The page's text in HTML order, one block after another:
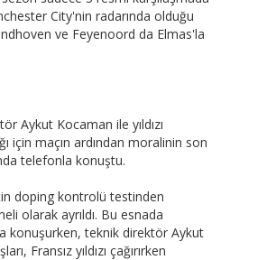
City'nin radarında olduğu
ve Feyenoord da Elmas'la
Aykut Kocaman ile yıldızı
için maçın ardından moralinin son
telefonla konuştu.
doping kontrolü testinden
olarak ayrıldı. Bu esnada
konuşurken, teknik direktör Aykut
Fransız yıldızı çağırırken